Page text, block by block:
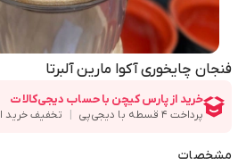
فنجان چایخوری آکوا مارین آلبرتا
مشخصات